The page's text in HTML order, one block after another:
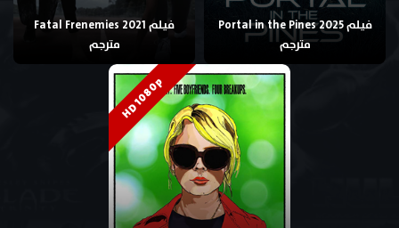
فيلم Portal in the Pines 2025
مترجم
فيلم Fatal Frenemies 2021
مترجم
HD 1080p